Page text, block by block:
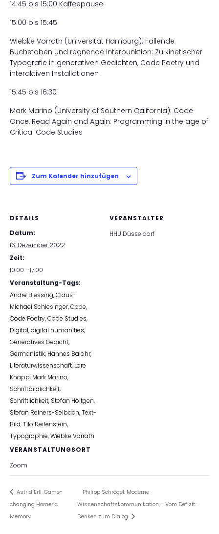
14:45 bis 15:00 Kaffeepause
15:00 bis 15:45
Wiebke Vorrath (Universität Hamburg): Fallende
Buchstaben und regnende Interpunktion: Zu kinetischer
Typografie in generativen Gedichten, Code Poetry und
interaktiven Installationen
15:45 bis 16:30
Mark Marino (University of Southern California): Code
Once, Read Again and Again: Programming in the age of
Critical Code Studies
Zum Kalender hinzufügen
DETAILS
Datum:
16. Dezember 2022
Zeit:
10:00 - 17:00
Veranstaltung-Tags:
Andre Blessing,Claus-
Michael Schlesinger,Code,
Code Poetry,Code Studies,
Digital,digital humanities,
Generatives Gedicht,
Germanistik, Hannes Bajohr,
Literaturwissenschaft, Lore
Knapp, Mark Marino,
Schriftbildlichkeit,
Schriftlichkeit, Stefan Höltgen,
Stefan Reiners-Selbach,Text-
Bild,Tilo Reifenstein,
Typographie,Wiebke Vorrath
VERANSTALTUNGSORT
Zoom
VERANSTALTER
HHU Düsseldorf
Astrid Erll: Game-
changing Homeric
Memory
Philipp Schrögel: Moderne
Wissenschaftskommunikation – Vom Defizit-
Denken zum Dialog